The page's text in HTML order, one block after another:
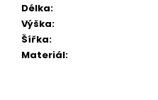
Délka:
Výška:
Šířka:
Materiál: